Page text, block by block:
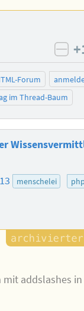
Forum
im Thread-Baum
menschelei
mit addslashes